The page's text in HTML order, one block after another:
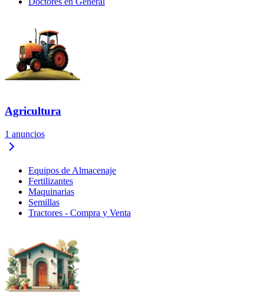
Agricultura
1 anuncios
Equipos de Almacenaje
Fertilizantes
Maquinarias
Semillas
Tractores - Compra y Venta